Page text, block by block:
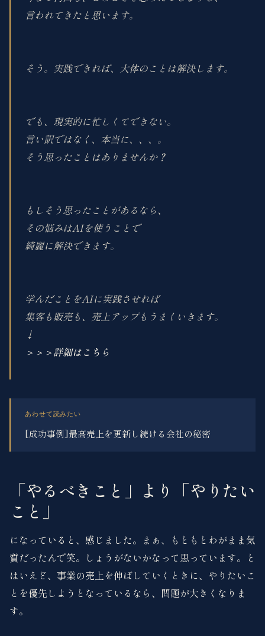
言われてきたと思います。
そう。実践できれば、大体のことは解決します。
でも、現実的に忙しくてできない。
言い訳ではなく、本当に、、、。
そう思ったことはありませんか？
もしそう思ったことがあるなら、
その悩みはAIを使うことで
綺麗に解決できます。
学んだことをAIに実践させれば
集客も販売も、売上アップもうまくいきます。
↓
＞＞＞詳細はこちら
あわせて読みたい
[成功事例]最高売上を更新し続ける会社の秘密
「やるべきこと」より「やりたい
こと」
になっていると、感じました。まぁ、もともとわがまま気
質だったんで笑。しょうがないかなって思っています。と
はいえど、事業の売上を伸ばしていくときに、やりたいこ
とを優先しようとなっているなら、問題が大きくなりま
す。